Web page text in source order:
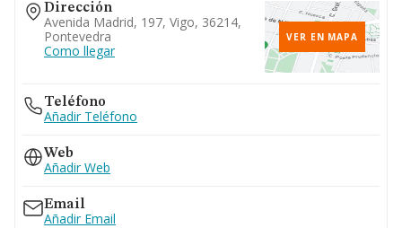
Dirección
Avenida Madrid, 197, Vigo, 36214,
Pontevedra
Como llegar
VER EN MAPA
Teléfono
Añadir Teléfono
Web
Añadir Web
Email
Añadir Email